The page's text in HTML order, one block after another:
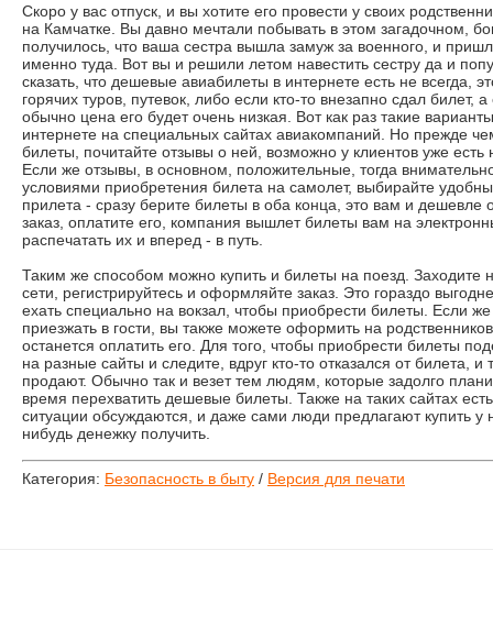
Скоро у вас отпуск, и вы хотите его провести у своих
на Камчатке. Вы давно мечтали побывать в этом загадочном,
получилось, что ваша сестра вышла замуж за военного, и
именно туда. Вот вы и решили летом навестить сестру да и
сказать, что дешевые авиабилеты в интернете есть не всегда,
горячих туров, путевок, либо если кто-то внезапно сдал билет,
обычно цена его будет очень низкая. Вот как раз такие
интернете на специальных сайтах авиакомпаний. Но прежде
билеты, почитайте отзывы о ней, возможно у клиентов уже
Если же отзывы, в основном, положительные, тогда
условиями приобретения билета на самолет, выбирайте
прилета - сразу берите билеты в оба конца, это вам и дешевле
заказ, оплатите его, компания вышлет билеты вам на
распечатать их и вперед - в путь.
Таким же способом можно купить и билеты на поезд. Заходите
сети, регистрируйтесь и оформляйте заказ. Это гораздо
ехать специально на вокзал, чтобы приобрести билеты. Если
приезжать в гости, вы также можете оформить на
останется оплатить его. Для того, чтобы приобрести билеты
на разные сайты и следите, вдруг кто-то отказался от билета,
продают. Обычно так и везет тем людям, которые задолго
время перехватить дешевые билеты. Также на таких сайтах
ситуации обсуждаются, и даже сами люди предлагают купить у
нибудь денежку получить.
Категория: Безопасность в быту / Версия для печати